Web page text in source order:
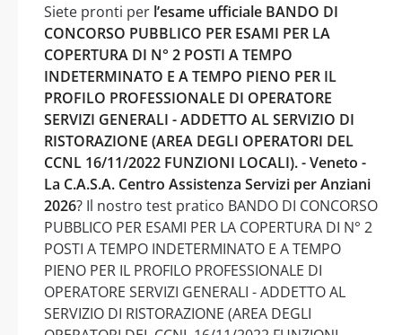
Siete pronti per l’esame ufficiale BANDO DI
CONCORSO PUBBLICO PER ESAMI PER LA
COPERTURA DI N° 2 POSTI A TEMPO
INDETERMINATO E A TEMPO PIENO PER IL
PROFILO PROFESSIONALE DI OPERATORE
SERVIZI GENERALI - ADDETTO AL SERVIZIO DI
RISTORAZIONE (AREA DEGLI OPERATORI DEL
CCNL 16/11/2022 FUNZIONI LOCALI). - Veneto -
La C.A.S.A. Centro Assistenza Servizi per Anziani
2026? Il nostro test pratico BANDO DI CONCORSO
PUBBLICO PER ESAMI PER LA COPERTURA DI N° 2
POSTI A TEMPO INDETERMINATO E A TEMPO
PIENO PER IL PROFILO PROFESSIONALE DI
OPERATORE SERVIZI GENERALI - ADDETTO AL
SERVIZIO DI RISTORAZIONE (AREA DEGLI